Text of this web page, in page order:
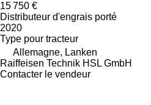
15 750 €
Distributeur d'engrais porté
2020
Type pour tracteur
Allemagne, Lanken
Raiffeisen Technik HSL GmbH
Contacter le vendeur